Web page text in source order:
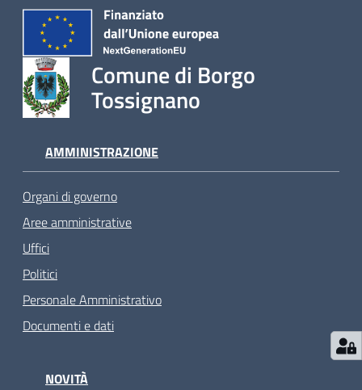
Prenotazioni
Tutti
gli
argomenti
Comune di Borgo
Tossignano
AMMINISTRAZIONE
Organi di governo
Aree amministrative
Uffici
Politici
Personale Amministrativo
Documenti e dati
NOVITÀ